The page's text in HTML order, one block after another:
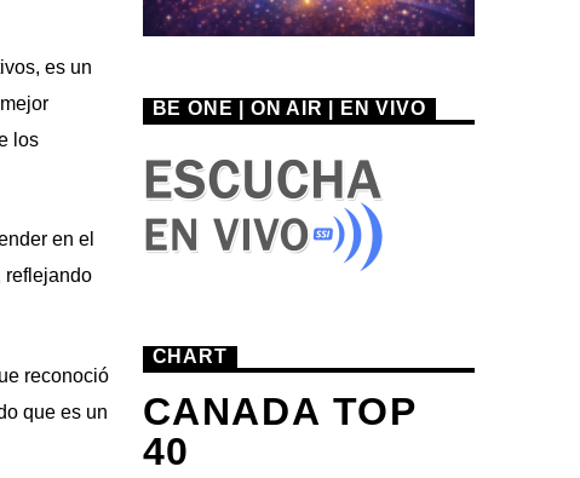
es un
los
en el
reflejando
reconoció
que es un
BE ONE | ON AIR | EN VIVO
CHART
CANADA TOP
40